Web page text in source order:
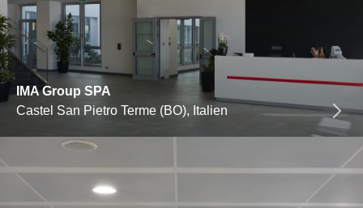
IMA Group SPA
Castel San Pietro Terme (BO), Italien